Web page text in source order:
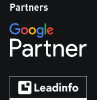
Partners